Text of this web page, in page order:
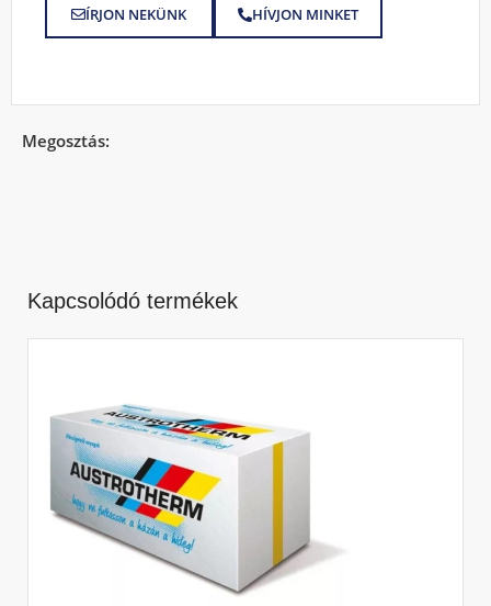
ÍRJON NEKÜNK HÍVJON MINKET
Megosztás:
Kapcsolódó termékek